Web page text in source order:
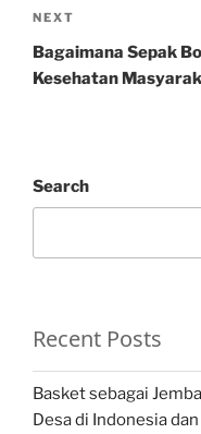
Next
Post
NEXT
Bagaimana Sepak
Kesehatan
Search
Recent Posts
Basket sebagai
Desa di Indonesia